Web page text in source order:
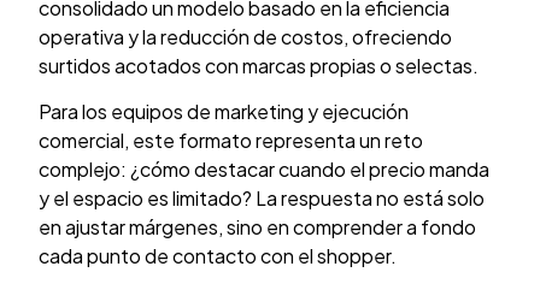
consolidado un modelo basado en la eficiencia
operativa y la reducción de costos, ofreciendo
surtidos acotados con marcas propias o selectas.
Para los equipos de marketing y ejecución
comercial, este formato representa un reto
complejo: ¿cómo destacar cuando el precio manda
y el espacio es limitado? La respuesta no está solo
en ajustar márgenes, sino en comprender a fondo
cada punto de contacto con el shopper.